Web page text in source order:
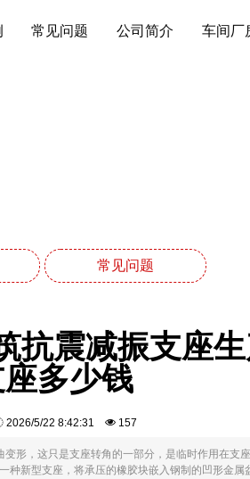
常见问题 公司简介 车间厂
常见问题
抗震减振支座
多少钱
2026/5/22 8:42:31 157
形，这只是支座转角的一部分，是临时作用在支
新型支座，将承压的橡胶块嵌入钢制的凹形金属